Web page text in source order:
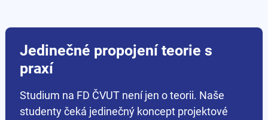
Jedinečné propojení teorie s
praxí
Studium na FD ČVUT není jen o teorii. Naše
studenty čeká jedinečný koncept projektové